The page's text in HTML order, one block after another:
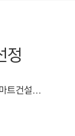
정
트건설...